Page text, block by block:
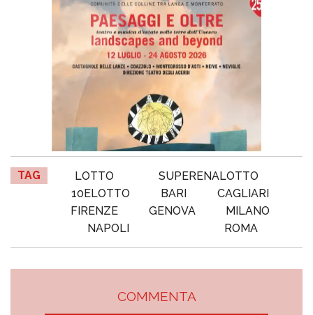
TAG LOTTO
SUPERENALOTTO
10ELOTTO
BARI
CAGLIARI
FIRENZE
GENOVA
MILANO
NAPOLI
ROMA
COMMENTA